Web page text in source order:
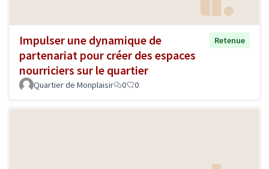
Impulser une dynamique de
partenariat pour créer des espaces
nourriciers sur le quartier
Retenue
Quartier de Monplaisir 0 0